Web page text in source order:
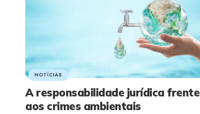
NOTÍCIAS
A responsabilidade jurídica frente
aos crimes ambientais